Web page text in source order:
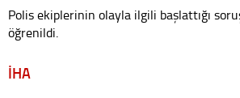
Polis ekiplerinin olayla ilgili başlattığı
öğrenildi.
İHA